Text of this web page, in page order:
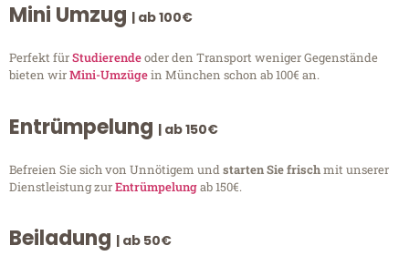
Mini Umzug | ab 100€
Perfekt fürStudierendeoder den Transport weniger Gegenstände
bieten wirMini-Umzügein München schon ab 100€ an.
Entrümpelung | ab 150€
Befreien Sie sich von Unnötigem undstarten Sie frischmit unserer
Dienstleistung zurEntrümpelungab 150€.
Beiladung | ab 50€